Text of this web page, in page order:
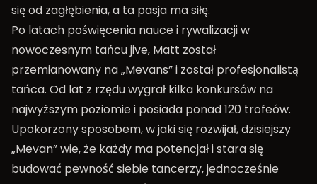
się od zagłębienia, a ta pasja ma siłę.
Po latach poświęcenia nauce i rywalizacji w
nowoczesnym tańcu jive, Matt został
przemianowany na „Mevans” i został profesjonalistą
tańca. Od lat z rzędu wygrał kilka konkursów na
najwyższym poziomie i posiada ponad 120 trofeów.
Upokorzony sposobem, w jaki się rozwijał, dzisiejszy
„Mevan” wie, że każdy ma potencjał i stara się
budować pewność siebie tancerzy, jednocześnie